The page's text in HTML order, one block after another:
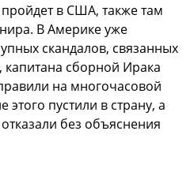
в США, также там
В Америке уже
скандалов, связанных
сборной Ирака
на многочасовой
пустили в страну, а
без объяснения